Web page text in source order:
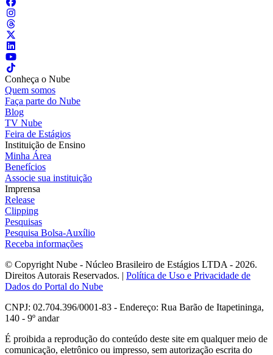
Conheça o Nube
Quem somos
Faça parte do Nube
Blog
TV Nube
Feira de Estágios
Instituição de Ensino
Minha Área
Benefícios
Associe sua instituição
Imprensa
Release
Clipping
Pesquisas
Pesquisa Bolsa-Auxílio
Receba informações
© Copyright Nube - Núcleo Brasileiro de Estágios LTDA - 2026.
Direitos Autorais Reservados. | Política de Uso e Privacidade de
Dados do Portal do Nube
CNPJ: 02.704.396/0001-83 - Endereço: Rua Barão de Itapetininga,
140 - 9º andar
É proibida a reprodução do conteúdo deste site em qualquer meio de
comunicação, eletrônico ou impresso, sem autorização escrita do